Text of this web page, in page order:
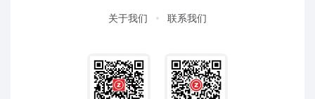
关于我们
联系我们